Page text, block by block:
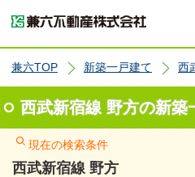
兼六TOP 新築一戸建て 西
西武新宿線 野方の新築
現在の検索条件
西武新宿線 野方